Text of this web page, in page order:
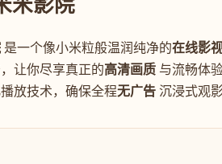
是一个像小米粒般温润纯净的在线影
让你尽享真正的高清画质 与流畅体验
放技术，确保全程无广告沉浸式观